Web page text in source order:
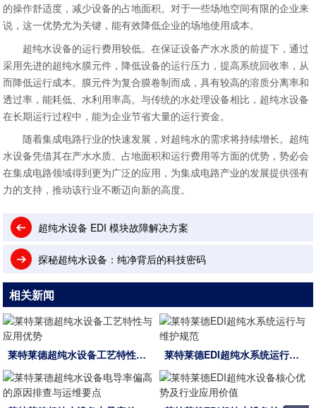
的操作舒适度，减少设备的占地面积。对于一些场地空间有限的企业来
说，这一优势尤为关键，能有效降低企业的场地使用成本。​
超纯水设备的运行费用较低。在保证设备产水水质的前提下，通过
采用先进的超纯水膜元件，降低设备的运行压力，提高系统回收率，从
而降低运行成本。膜元件为复合膜卷制而成，具有较高的溶质分离率和
透过率，能耗低、水利用率高。与传统的水处理设备相比，超纯水设备
在长期运行过程中，能为企业节省大量的运行资金。​
随着集成电路行业的快速发展，对超纯水的需求将持续增长。超纯
水设备凭借其在产水水质、占地面积和运行费用等方面的优势，势必会
在集成电路领域得到更为广泛的应用，为集成电路产业的发展提供强有
力的支持，推动该行业不断迈向新的高度。
超纯水设备 EDI 模块故障解决方案
探秘超纯水设备：纯净背后的科技密码
相关新闻
莱特莱德超纯水设备工艺特性与应用优势 莱特莱德EDI超纯水系统运行与维护规范